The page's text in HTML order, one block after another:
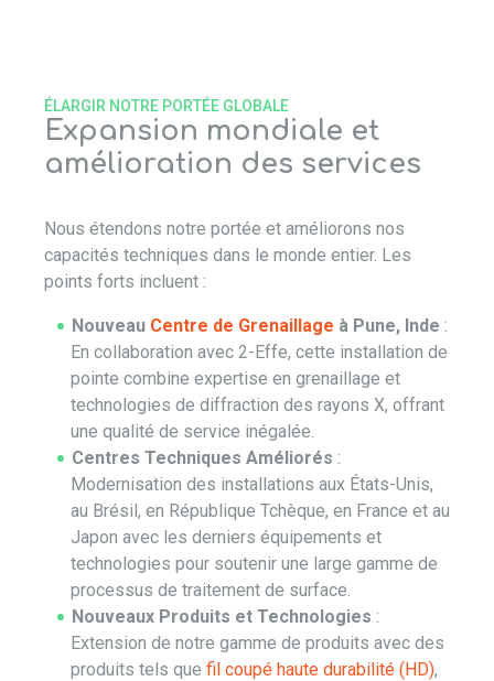
Expansion mondiale et
amélioration des services
ÉLARGIR NOTRE PORTÉE GLOBALE
Nous étendons notre portée et améliorons nos
capacités techniques dans le monde entier. Les
points forts incluent :
Nouveau Centre de Grenaillage à Pune, Inde :
En collaboration avec 2-Effe, cette installation de
pointe combine expertise en grenaillage et
technologies de diffraction des rayons X, offrant
une qualité de service inégalée.
Centres Techniques Améliorés :
Modernisation des installations aux États-Unis,
au Brésil, en République Tchèque, en France et au
Japon avec les derniers équipements et
technologies pour soutenir une large gamme de
processus de traitement de surface.
Nouveaux Produits et Technologies :
Extension de notre gamme de produits avec des
produits tels que fil coupé haute durabilité (HD),